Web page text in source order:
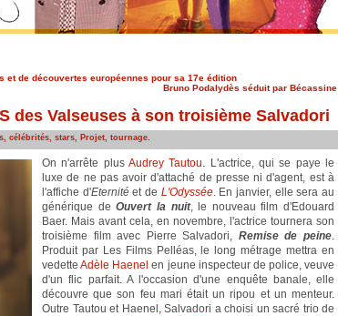
et de découvertes européennes pour sa 17e édition
Bruno Podalydès séduit par Bécassine
des Valseuses à son troisième Salvadori
célébrités, stars, Projet, tournage.
On n'arrête plus Audrey Tautou. L'actrice, qui se paye le
luxe de ne pas avoir d'attaché de presse ni d'agent, est à
l'affiche d'Eternitéet de L'Odyssée. En janvier, elle sera au
générique deOuvert la nuit, le nouveau film d'Edouard
Baer. Mais avant cela, en novembre, l'actrice tournera son
troisième film avec Pierre Salvadori, Remise de peine.
Produit par Les Films Pelléas, le long métrage mettra en
vedetteAdèle Haenel en jeune inspecteur de police, veuve
d'un flic parfait. A l'occasion d'une enquête banale, elle
découvre que son feu mari était un ripou et un menteur.
Outre Tautou et Haenel, Salvadori a choisi un sacré trio de